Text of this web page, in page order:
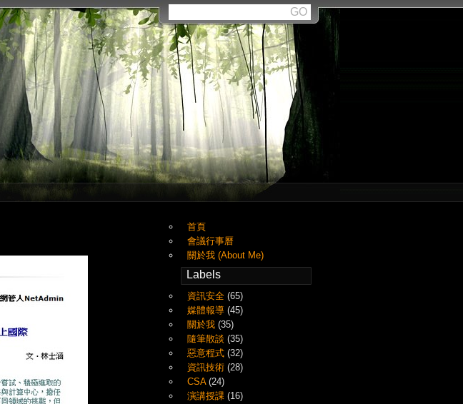
首頁
會議行事曆
關於我 (About Me)
Labels
資訊安全 (65)
媒體報導 (45)
關於我 (35)
隨筆散談 (35)
惡意程式 (32)
資訊技術 (28)
CSA (24)
演講授課 (16)